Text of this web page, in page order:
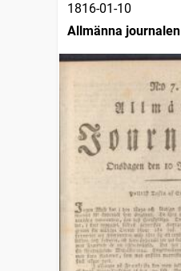
1816-01-10
Allmänna journalen